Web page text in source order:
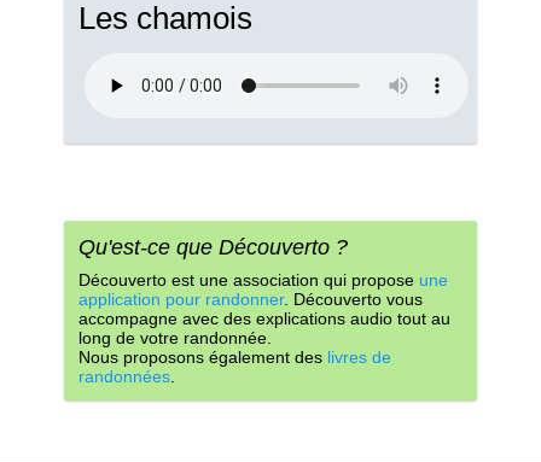
Les chamois
Qu'est-ce que Découverto ?
Découverto est une association qui propose une
application pour randonner. Découverto vous
accompagne avec des explications audio tout au
long de votre randonnée.
Nous proposons également des livres de
randonnées